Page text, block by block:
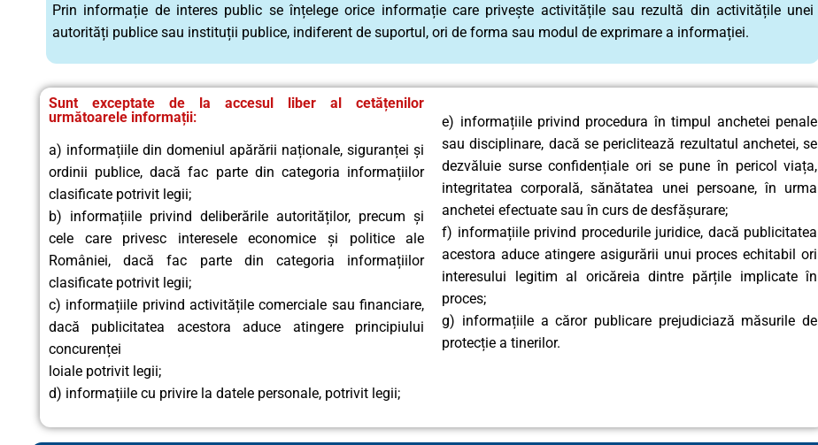
Prin informație de interes public se înțelege orice informație care privește activitățile sau rezultă din activitățile unei
autorități publice sau instituții publice, indiferent de suportul, ori de forma sau modul de exprimare a informației.
Sunt exceptate de la accesul liber al cetățenilor
următoarele informații:
a) informațiile din domeniul apărării naționale, siguranței și
ordinii publice, dacă fac parte din categoria informațiilor
clasificate potrivit legii;
b) informațiile privind deliberările autorităților, precum și
cele care privesc interesele economice și politice ale
României, dacă fac parte din categoria informațiilor
clasificate potrivit legii;
c) informațiile privind activitățile comerciale sau financiare,
dacă publicitatea acestora aduce atingere principiului
concurenței
loiale potrivit legii;
d) informațiile cu privire la datele personale, potrivit legii;
e) informațiile privind procedura în timpul anchetei penale
sau disciplinare, dacă se periclitează rezultatul anchetei, se
dezvăluie surse confidențiale ori se pune în pericol viața,
integritatea corporală, sănătatea unei persoane, în urma
anchetei efectuate sau în curs de desfășurare;
f) informațiile privind procedurile juridice, dacă publicitatea
acestora aduce atingere asigurării unui proces echitabil ori
interesului legitim al oricăreia dintre părțile implicate în
proces;
g) informațiile a căror publicare prejudiciază măsurile de
protecție a tinerilor.